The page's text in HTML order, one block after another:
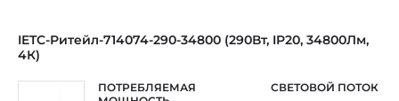
IETC-Ритейл-714074-290-34800 (290Вт, IP20, 34800Лм,
4К)